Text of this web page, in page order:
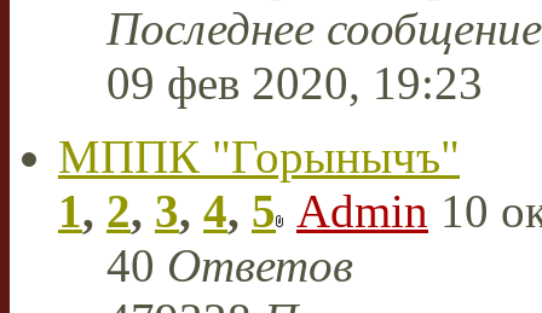
Последнее
09 фев 2020, 19:23
МППК "Горынычъ"
1, 2, 3, 4, 5 Admin 10
40 Ответов